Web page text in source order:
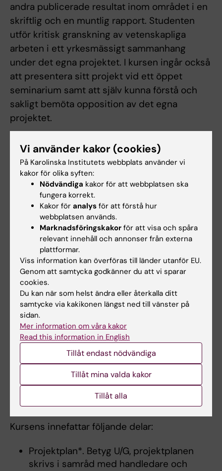
andra publicerade resultat inom området i en
skriftlig och en muntlig rapport. Studenten
utför kritisk granskning av vetenskapliga
arbeten i ett yrkesmässigt sammanhang
under det egna projektet. I kursen ingår också
att presentera sitt projekt vid ett öppet
seminarium samt att själv kunna förstå och
sakligt bemöta opposition av det egna
projektet.
Arbetsformer
Undervisningen sker i form av självständigt
inläsnings-, planerings-, metodtillämpnings-,
dataanalys- och utvärderingsarbete i samspel
med handledare. I samspelet med
handledaren ingår en gemensam planering av
handledningen för examensarbetet.
I kursen ingår :
att formulera en projektplan
obligatorisk halvtidskontroll med
kamratgranskning/opponentskap på delar
av den muntliga presentationen och den
skriftliga rapporten
skriftlig rapport av det egna projektet
muntlig presentation och försvar av det
egna projektet
Examination
Kursens innefattar följande delar:
Projektplan*. Betyg U/G, projektplanen
skrivs i samråd med handledare och
Vi använder kakor (cookies)
På Karolinska Institutets webbplats använder vi
kakor för olika syften:
Nödvändiga kakor för att webbplatsen ska
fungera korrekt.
Kakor för analys för att förstå hur
webbplatsen används.
Marknadsföringskakor för att visa och spåra
relevant innehåll och annonser från externa
plattformar.
Viss information kan överföras till länder utanför EU.
Genom att samtycka godkänner du att vi sparar
cookies.
Du kan när som helst ändra eller återkalla ditt
samtycke via kakikonen längst ned till vänster på
sidan.
Mer information om våra kakor
Read this information in English
Tillåt endast nödvändiga
Tillåt mina valda kakor
Tillåt alla